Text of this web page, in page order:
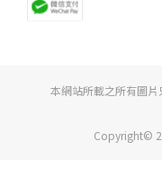
本網站所載之所有圖片
Copyright©